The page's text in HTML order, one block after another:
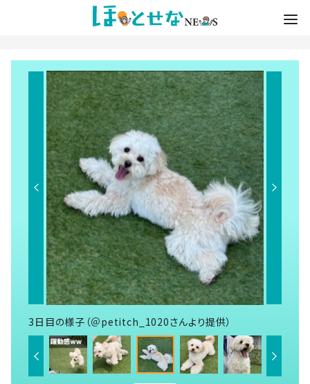
3日目の様子（＠petitch_1020さんより提供）